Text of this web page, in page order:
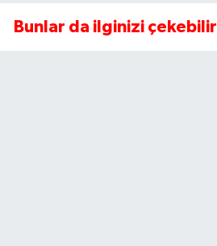
Bunlar da ilginizi çekebilir